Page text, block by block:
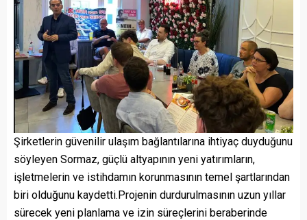
Şirketlerin güvenilir ulaşım bağlantılarına ihtiyaç duyduğunu
söyleyen Sormaz, güçlü altyapının yeni yatırımların,
işletmelerin ve istihdamın korunmasının temel şartlarından
biri olduğunu kaydetti.Projenin durdurulmasının uzun yıllar
sürecek yeni planlama ve izin süreçlerini beraberinde